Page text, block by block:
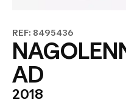
REF: 8495436
AD
2018